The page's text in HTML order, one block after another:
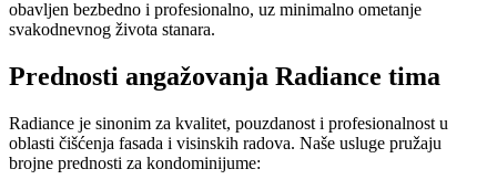
obavljen bezbedno i profesionalno, uz minimalno ometanje
svakodnevnog života stanara.
Prednosti angažovanja Radiance tima
Radiance je sinonim za kvalitet, pouzdanost i profesionalnost u
oblasti čišćenja fasada i visinskih radova. Naše usluge pružaju
brojne prednosti za kondominijume: